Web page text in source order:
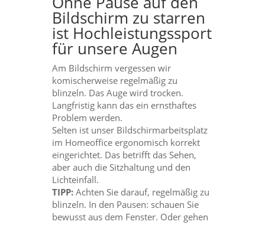
Bildschirm zu starren
ist Hochleistungssport
für unsere Augen
Am Bildschirm vergessen wir
komischerweise regelmäßig zu
blinzeln. Das Auge wird trocken.
Langfristig kann das ein ernsthaftes
Problem werden.
Selten ist unser Bildschirmarbeitsplatz
im Homeoffice ergonomisch korrekt
eingerichtet. Das betrifft das Sehen,
aber auch die Sitzhaltung und den
Lichteinfall.
TIPP:Achten Sie darauf, regelmäßig zu
blinzeln. In den Pausen: schauen Sie
bewusst aus dem Fenster. Oder gehen